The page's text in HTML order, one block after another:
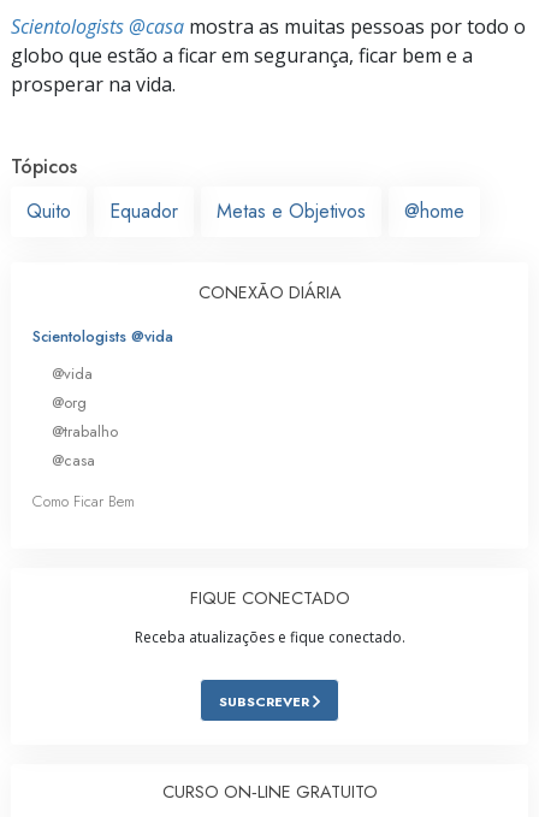
Scientologists @casa mostra as muitas pessoas por todo o
globo que estão a ficar em segurança, ficar bem e a
prosperar na vida.
Tópicos
Quito
Equador Metas e Objetivos @home
CONEXÃO DIÁRIA
Scientologists @vida
@vida
@org
@trabalho
@casa
Como Ficar Bem
FIQUE CONECTADO
Receba atualizações e fique conectado.
SUBSCREVER
CURSO ON‑LINE GRATUITO